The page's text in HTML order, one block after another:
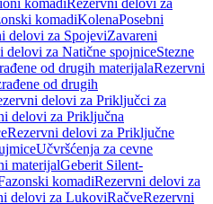
komadiRezervni delovi za
komadiKolenaPosebni
delovi za SpojeviZavareni
delovi za Natične spojniceStezne
od drugih materijalaRezervni
od drugih
delovi za Priključci za
delovi za Priključna
Rezervni delovi za Priključne
Učvršćenja za cevne
materijalGeberit Silent-
komadiRezervni delovi za
delovi za LukoviRačveRezervni